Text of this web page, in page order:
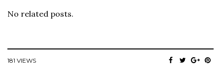
No related posts.
181 VIEWS